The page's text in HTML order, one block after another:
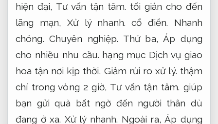
hiện đại, Tư vấn tận tâm. tối giản cho đến
lãng mạn,Xử lý nhanh. cổ điển. Nhanh
chóng. Chuyên nghiệp. Thứ ba,Áp dụng
cho nhiều nhu cầu. hạng mục Dịch vụ giao
hoa tận nơi kịp thời, Giảm rủi ro xử lý. thậm
chí trong vòng 2 giờ, Tư vấn tận tâm. giúp
bạn gửi quà bất ngờ đến người thân dù
đang ở xa. Xử lý nhanh. Ngoài ra,Áp dụng